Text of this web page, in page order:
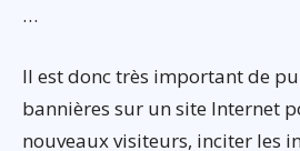
…
Il est donc très important de
bannières sur un site Internet
nouveaux visiteurs, inciter les